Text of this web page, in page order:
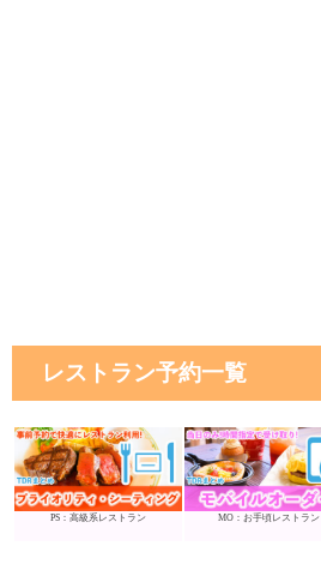
レストラン予約一覧
PS：高級系レストラン MO：お手頃レストラン